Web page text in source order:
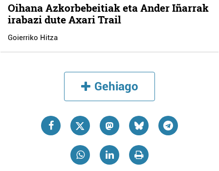
Oihana Azkorbebeitiak eta Ander Iñarrak
irabazi dute Axari Trail
Goierriko Hitza
Gehiago